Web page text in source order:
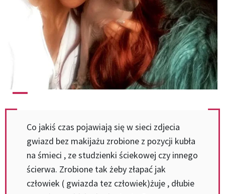
Co jakiś czas pojawiają się w sieci zdjecia
gwiazd bez makijażu zrobione z pozycji kubła
na śmieci , ze studzienki ściekowej czy innego
ścierwa. Zrobione tak żeby złapać jak
człowiek ( gwiazda tez człowiek)żuje , dłubie